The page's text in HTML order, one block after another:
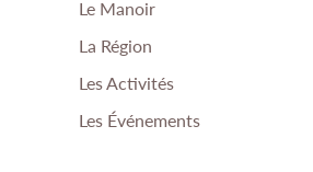
Le Manoir
La Région
Les Activités
Les Événements